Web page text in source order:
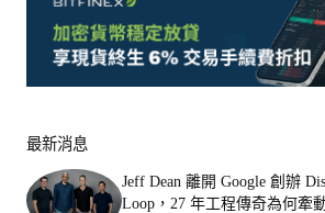
最新消息
Jeff Dean 離開 Google 創辦
Loop，27 年工程傳奇為何牽